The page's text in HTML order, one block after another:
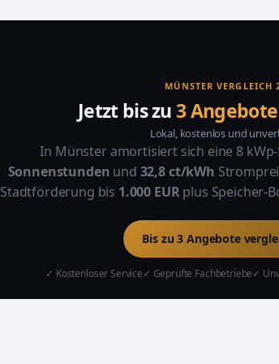
MÜNSTER VERGLEICH
Jetzt bis zu3
Lokal, kostenlos und
In Münster amortisiert sich eine 8
Sonnenstunden und 32,8 ct/kWh
Stadtförderung bis 1.000 EURplus Speicher-
Bis zu 3 Angebote
✓ Kostenloser Service✓ Geprüfte Fachbetriebe✓